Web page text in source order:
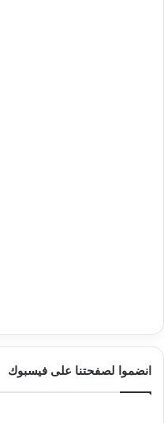
انضموا لصفحتنا على فيسبوك